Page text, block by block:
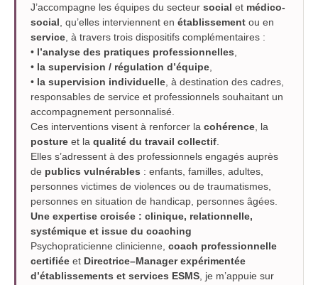
J’accompagne les équipes du secteur social et médico-
social , qu’elles interviennent en établissement ou en
service , à travers trois dispositifs complémentaires :
• l’analyse des pratiques professionnelles
• la supervision / régulation d’équipe
• la supervision individuelle , à destination des cadres,
responsables de service et professionnels souhaitant un
accompagnement personnalisé.
Ces interventions visent à renforcer la cohérence , la
posture et la qualité du travail collectif
Elles s’adressent à des professionnels engagés auprès
de publics vulnérables : enfants, familles, adultes,
personnes victimes de violences ou de traumatismes,
personnes en situation de handicap, personnes âgées.
Une expertise croisée : clinique, relationnelle,
systémique et issue du coaching
Psychopraticienne clinicienne, coach professionnelle
certifiée et Directrice–Manager expérimentée
d’établissements et services ESMS , je m’appuie sur